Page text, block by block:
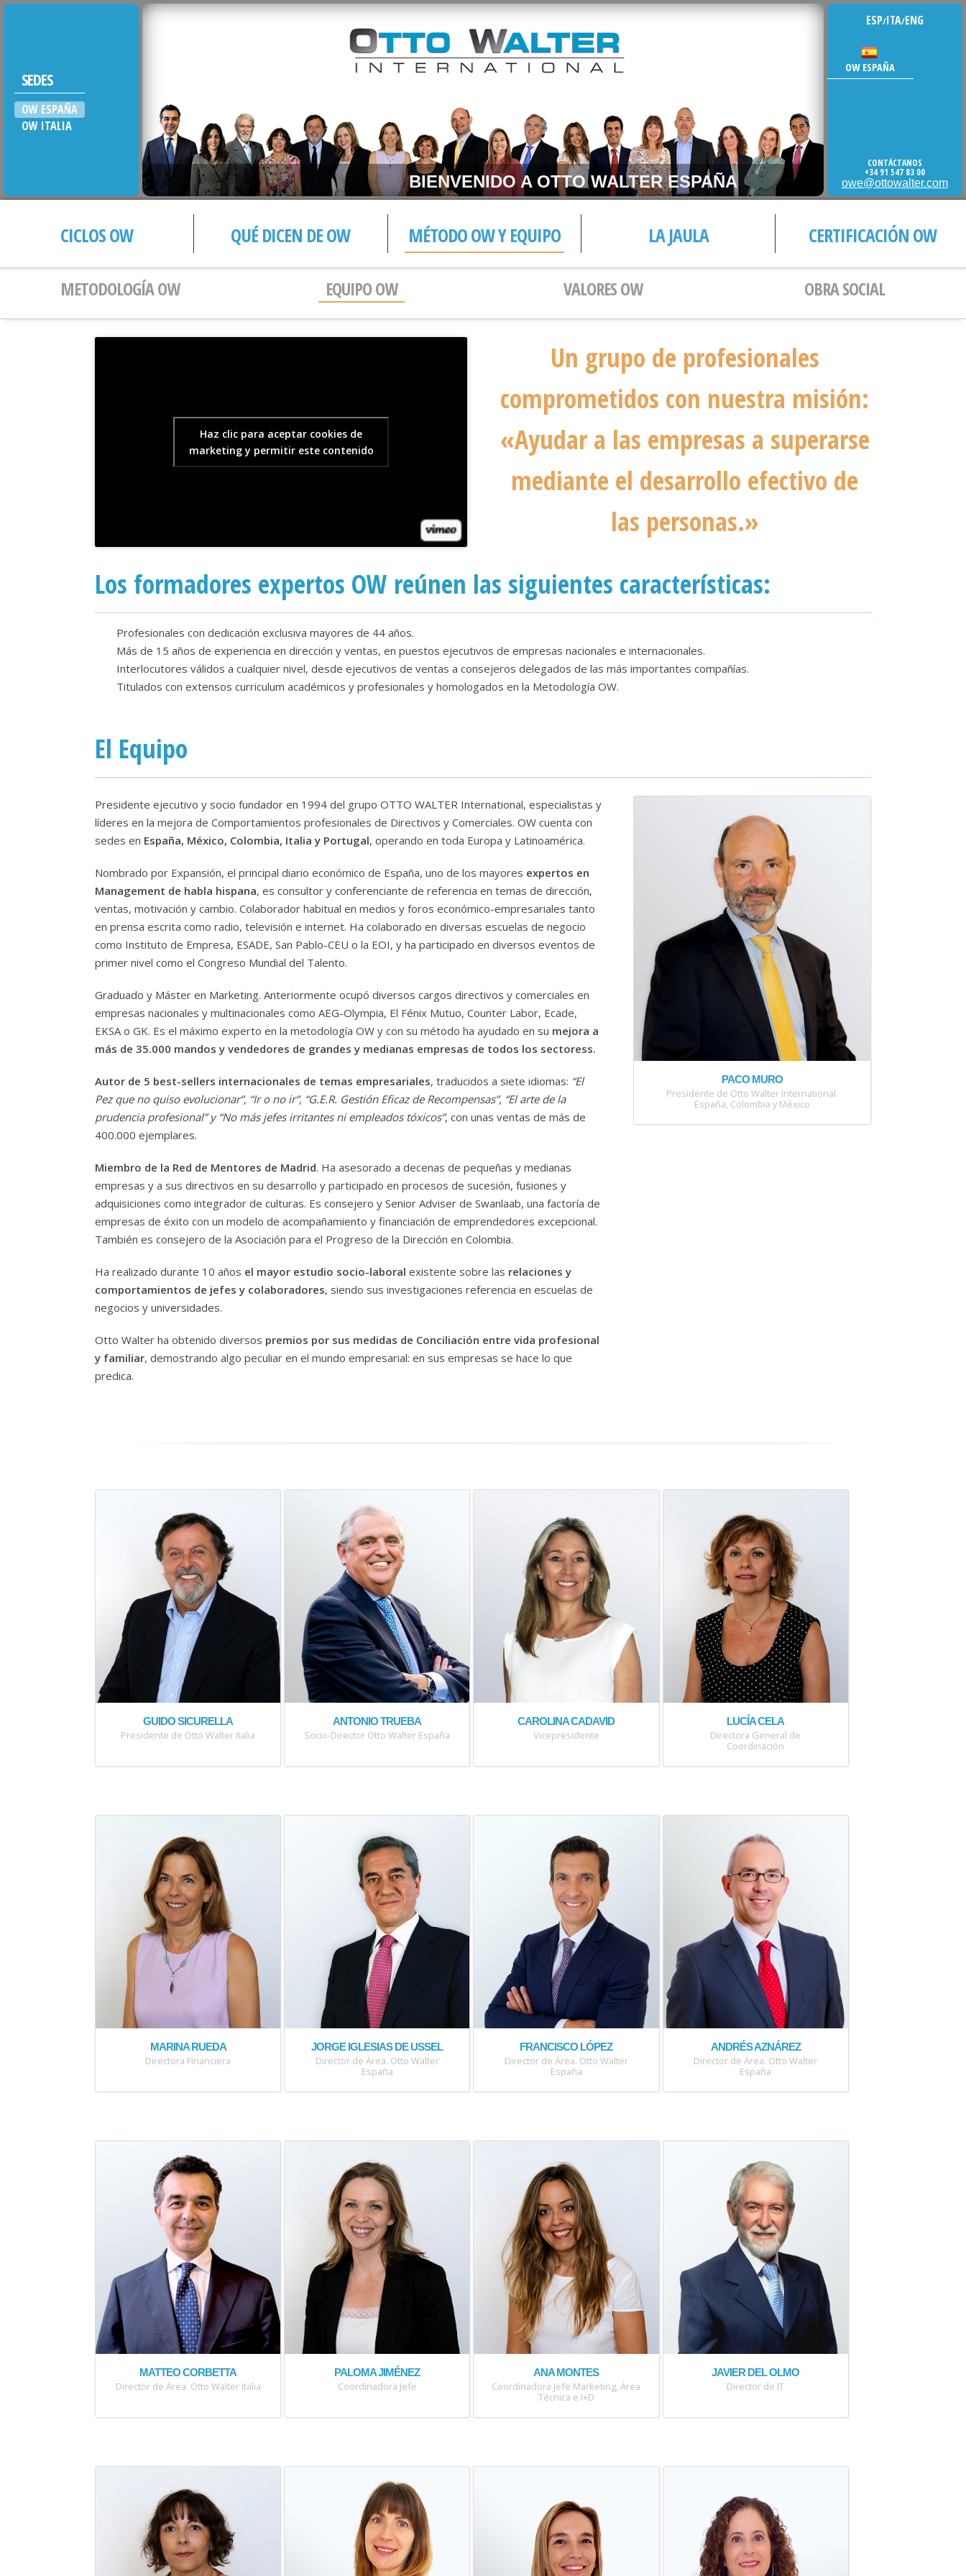
SEDES
OW ESPAÑA
OW ITALIA
BIENVENIDO A OTTO WALTER ESPAÑA
ESP/ITA/ENG
OW ESPAÑA
CONTÁCTANOS
+34 91 547 83 00
owe@ottowalter.com
CICLOS OW QUÉ DICEN DE OW MÉTODO OW Y EQUIPO
METODOLOGÍA OW EQUIPO OW VALORES OW OBRA SOCIAL
LA JAULA CERTIFICACIÓN OW
Haz clic para aceptar cookies de
marketing y permitir este contenido
Un grupo de profesionales
comprometidos con nuestra misión:
«Ayudar a las empresas a superarse
mediante el desarrollo efectivo de
las personas.»
Los formadores expertos OW reúnen las siguientes características:
Profesionales con dedicación exclusiva mayores de 44 años.
Más de 15 años de experiencia en dirección y ventas, en puestos ejecutivos de empresas nacionales e internacionales.
Interlocutores válidos a cualquier nivel, desde ejecutivos de ventas a consejeros delegados de las más importantes compañías.
Titulados con extensos curriculum académicos y profesionales y homologados en la Metodología OW.
El Equipo
Presidente ejecutivo y socio fundador en 1994 del grupo OTTO WALTER International, especialistas y
líderes en la mejora de Comportamientos profesionales de Directivos y Comerciales. OW cuenta con
sedes en España, México, Colombia, Italia y Portugal, operando en toda Europa y Latinoamérica.
Nombrado por Expansión, el principal diario económico de España, uno de los mayores expertos en
Management de habla hispana, es consultor y conferenciante de referencia en temas de dirección,
ventas, motivación y cambio. Colaborador habitual en medios y foros económico-empresariales tanto
en prensa escrita como radio, televisión e internet. Ha colaborado en diversas escuelas de negocio
como Instituto de Empresa, ESADE, San Pablo-CEU o la EOI, y ha participado en diversos eventos de
primer nivel como el Congreso Mundial del Talento.
Graduado y Máster en Marketing. Anteriormente ocupó diversos cargos directivos y comerciales en
empresas nacionales y multinacionales como AEG-Olympia, El Fénix Mutuo, Counter Labor, Ecade,
EKSA o GK. Es el máximo experto en la metodología OW y con su método ha ayudado en su mejora a
más de 35.000 mandos y vendedores de grandes y medianas empresas de todos los sectoress.
Autor de 5 best-sellers internacionales de temas empresariales, traducidos a siete idiomas: “El
Pez que no quiso evolucionar”, “Ir o no ir”, “G.E.R. Gestión Eficaz de Recompensas”, “El arte de la
prudencia profesional” y “No más jefes irritantes ni empleados tóxicos”, con unas ventas de más de
400.000 ejemplares.
Miembro de la Red de Mentores de Madrid. Ha asesorado a decenas de pequeñas y medianas
empresas y a sus directivos en su desarrollo y participado en procesos de sucesión, fusiones y
adquisiciones como integrador de culturas. Es consejero y Senior Adviser de Swanlaab, una factoría de
empresas de éxito con un modelo de acompañamiento y financiación de emprendedores excepcional.
También es consejero de la Asociación para el Progreso de la Dirección en Colombia.
Ha realizado durante 10 años el mayor estudio socio-laboral existente sobre las relaciones y
comportamientos de jefes y colaboradores, siendo sus investigaciones referencia en escuelas de
negocios y universidades.
Otto Walter ha obtenido diversos premios por sus medidas de Conciliación entre vida profesional
y familiar, demostrando algo peculiar en el mundo empresarial: en sus empresas se hace lo que
predica.
PACO MURO
Presidente de Otto Walter International.
España, Colombia y México
GUIDO SICURELLA
Presidente de Otto Walter Italia
ANTONIO TRUEBA
Socio-Director Otto Walter España
CAROLINA CADAVID
Vicepresidente
LUCÍA CELA
Directora General de
Coordinación
MARINA RUEDA
Directora Financiera
JORGE IGLESIAS DE USSEL
Director de Área. Otto Walter
España
FRANCISCO LÓPEZ
Director de Área. Otto Walter
España
ANDRÉS AZNÁREZ
Director de Área. Otto Walter
España
MATTEO CORBETTA
Director de Área. Otto Walter Italia
PALOMA JIMÉNEZ
Coordinadora Jefe
ANA MONTES
Coordinadora Jefe Marketing, Área
Técnica e I+D
JAVIER DEL OLMO
Director de IT